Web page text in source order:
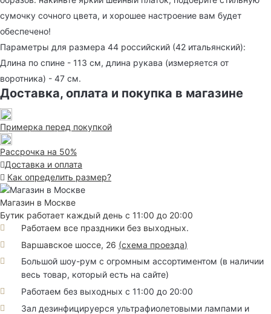
сумочку сочного цвета, и хорошее настроение вам будет
обеспечено!
Параметры для размера 44 российский (42 итальянский):
Длина по спине - 113 см, длина рукава (измеряется от
воротника) - 47 см.
Доставка, оплата и покупка в магазине
Примерка перед покупкой
Рассрочка на 50%
Доставка и оплата
Как определить размер?
Магазин в Москве
Бутик работает каждый день с 11:00 до 20:00
Работаем все праздники без выходных.
Варшавское шоссе, 26 (схема проезда)
Большой шоу-рум с огромным ассортиментом (в наличии
весь товар, который есть на сайте)
Работаем без выходных с 11:00 до 20:00
Зал дезинфицируерся ультрафиолетовыми лампами и